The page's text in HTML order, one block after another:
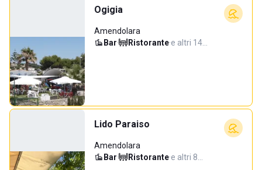
Ogigia
Amendolara
Bar· Ristorante·e altri 14…
Lido Paraiso
Amendolara
Bar· Ristorante·e altri 8…